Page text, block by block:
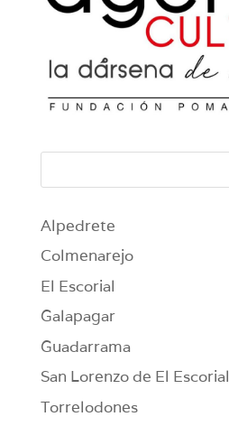
Alpedrete
Colmenarejo
El Escorial
Galapagar
Guadarrama
San Lorenzo de El Escorial
Torrelodones